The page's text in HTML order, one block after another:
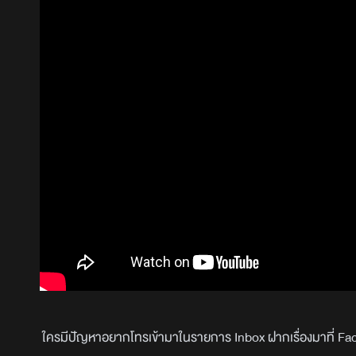
ใครมีปัญหาอยากโทรเข้ามาในรายการ Inbox ฝากเรื่องมาที่